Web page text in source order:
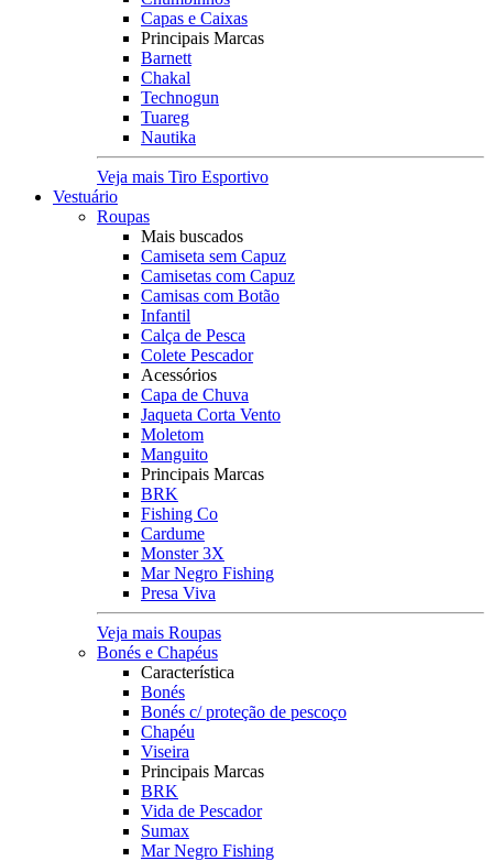
Capas e Caixas
Principais Marcas
Barnett
Chakal
Technogun
Tuareg
Nautika
Veja mais Tiro Esportivo
Vestuário
Roupas
Mais buscados
Camiseta sem Capuz
Camisetas com Capuz
Camisas com Botão
Infantil
Calça de Pesca
Colete Pescador
Acessórios
Capa de Chuva
Jaqueta Corta Vento
Moletom
Manguito
Principais Marcas
BRK
Fishing Co
Cardume
Monster 3X
Mar Negro Fishing
Presa Viva
Veja mais Roupas
Bonés e Chapéus
Característica
Bonés
Bonés c/ proteção de pescoço
Chapéu
Viseira
Principais Marcas
BRK
Vida de Pescador
Sumax
Mar Negro Fishing